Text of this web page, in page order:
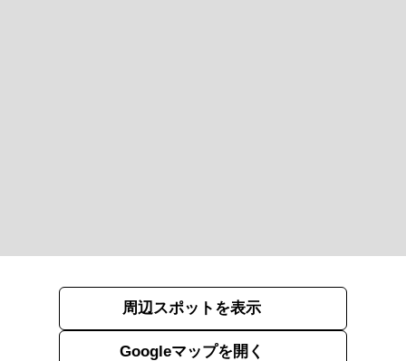
周辺スポットを表示
Googleマップを開く